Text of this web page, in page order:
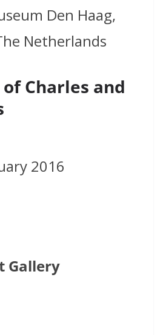
Den Haag,
Netherlands
Charles and
2016
Gallery